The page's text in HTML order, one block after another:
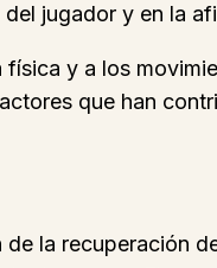
jugador y en la
y a los
que han
la recuperación